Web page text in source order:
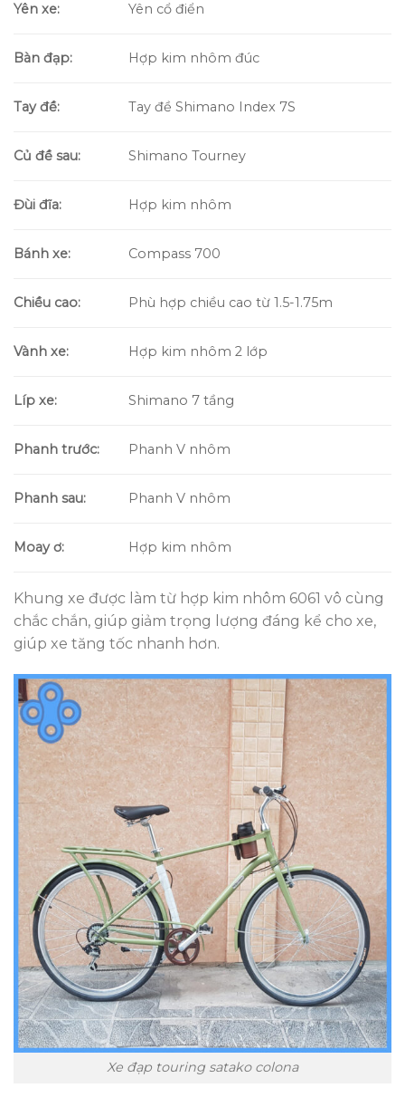
Yên xe: Yên cổ điển
Bàn đạp: Hợp kim nhôm đúc
Tay đề: Tay đề Shimano Index 7S
Củ đề sau: Shimano Tourney
Đùi đĩa: Hợp kim nhôm
Bánh xe: Compass 700
Chiều cao: Phù hợp chiều cao từ 1.5-1.75m
Vành xe: Hợp kim nhôm 2 lớp
Líp xe: Shimano 7 tầng
Phanh trước: Phanh V nhôm
Phanh sau: Phanh V nhôm
Moay ơ: Hợp kim nhôm
Khung xe được làm từ hợp kim nhôm 6061 vô cùng
chắc chắn, giúp giảm trọng lượng đáng kể cho xe,
giúp xe tăng tốc nhanh hơn.
Xe đạp touring satako colona